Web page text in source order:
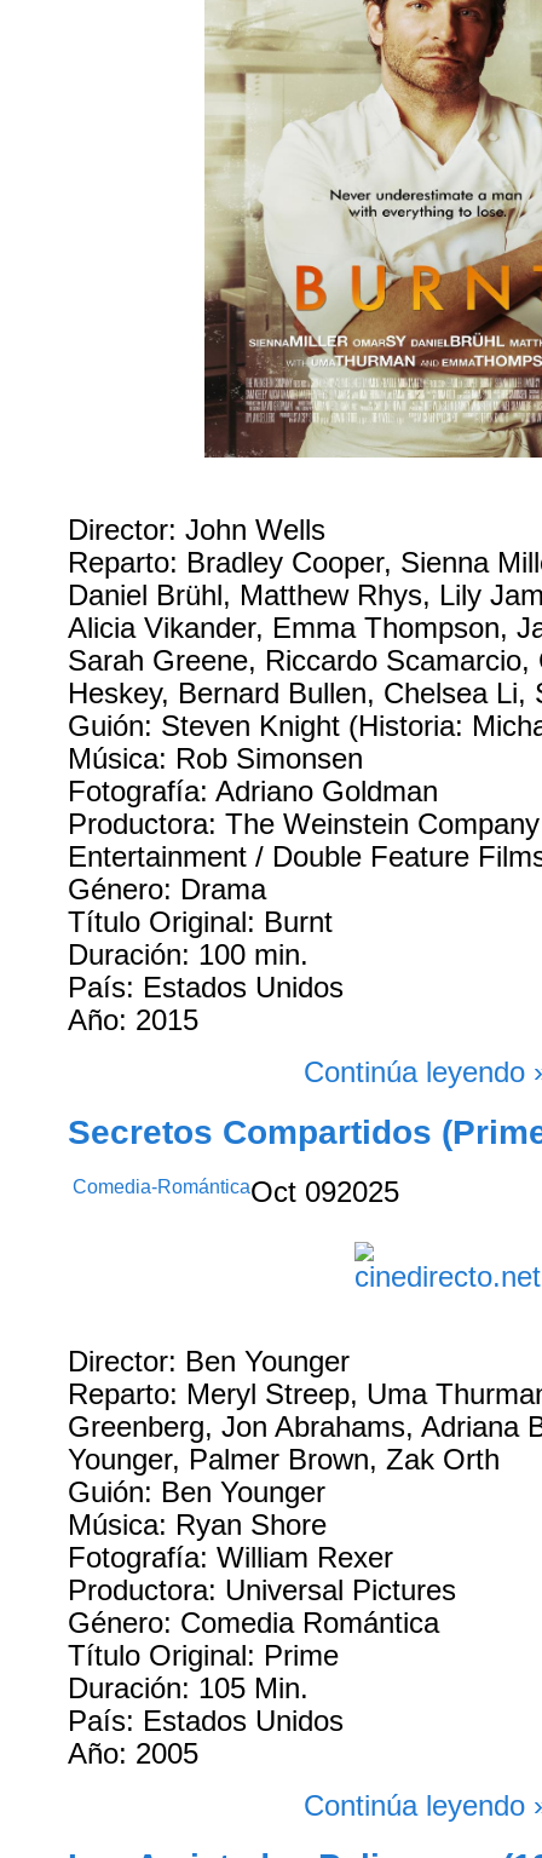
Director: John Wells
Reparto: Bradley Cooper, Sienna
Daniel Brühl, Matthew Rhys, Lily
Alicia Vikander, Emma Thompson,
Sarah Greene, Riccardo Scamarcio,
Heskey, Bernard Bullen, Chelsea Li,
Guión: Steven Knight (Historia:
Música: Rob Simonsen
Fotografía: Adriano Goldman
Productora: The Weinstein
Entertainment / Double Feature
Género: Drama
Título Original: Burnt
Duración: 100 min.
País: Estados Unidos
Año: 2015
Continúa leyendo
Secretos Compartidos
Comedia-RománticaOct 092025
Director: Ben Younger
Reparto: Meryl Streep, Uma
Greenberg, Jon Abrahams, Adriana
Younger, Palmer Brown, Zak Orth
Guión: Ben Younger
Música: Ryan Shore
Fotografía: William Rexer
Productora: Universal Pictures
Género: Comedia Romántica
Título Original: Prime
Duración: 105 Min.
País: Estados Unidos
Año: 2005
Continúa leyendo